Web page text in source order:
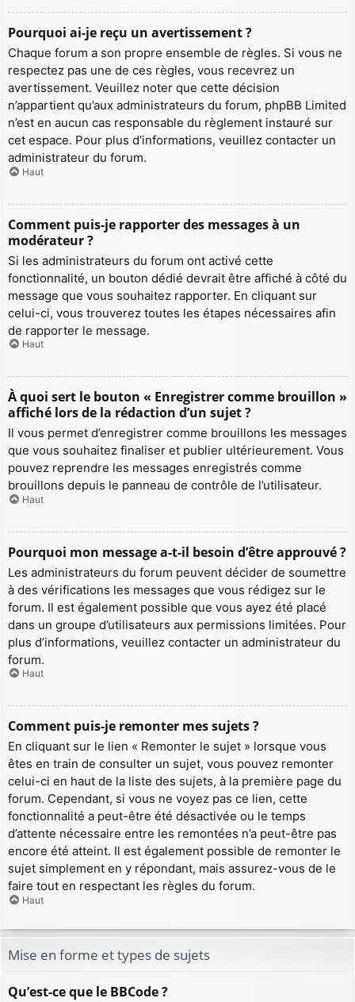
Pourquoi ai-je reçu un avertissement ?
Chaque forum a son propre ensemble de règles. Si vous ne
respectez pas une de ces règles, vous recevrez un
avertissement. Veuillez noter que cette décision
n’appartient qu’aux administrateurs du forum, phpBB Limited
n’est en aucun cas responsable du règlement instauré sur
cet espace. Pour plus d’informations, veuillez contacter un
administrateur du forum.
Haut
Comment puis-je rapporter des messages à un
modérateur ?
Si les administrateurs du forum ont activé cette
fonctionnalité, un bouton dédié devrait être affiché à côté du
message que vous souhaitez rapporter. En cliquant sur
celui-ci, vous trouverez toutes les étapes nécessaires afin
de rapporter le message.
Haut
À quoi sert le bouton « Enregistrer comme brouillon »
affiché lors de la rédaction d’un sujet ?
Il vous permet d’enregistrer comme brouillons les messages
que vous souhaitez finaliser et publier ultérieurement. Vous
pouvez reprendre les messages enregistrés comme
brouillons depuis le panneau de contrôle de l’utilisateur.
Haut
Pourquoi mon message a-t-il besoin d’être approuvé ?
Les administrateurs du forum peuvent décider de soumettre
à des vérifications les messages que vous rédigez sur le
forum. Il est également possible que vous ayez été placé
dans un groupe d’utilisateurs aux permissions limitées. Pour
plus d’informations, veuillez contacter un administrateur du
forum.
Haut
Comment puis-je remonter mes sujets ?
En cliquant sur le lien « Remonter le sujet » lorsque vous
êtes en train de consulter un sujet, vous pouvez remonter
celui-ci en haut de la liste des sujets, à la première page du
forum. Cependant, si vous ne voyez pas ce lien, cette
fonctionnalité a peut-être été désactivée ou le temps
d’attente nécessaire entre les remontées n’a peut-être pas
encore été atteint. Il est également possible de remonter le
sujet simplement en y répondant, mais assurez-vous de le
faire tout en respectant les règles du forum.
Haut
Mise en forme et types de sujets
Qu’est-ce que le BBCode ?